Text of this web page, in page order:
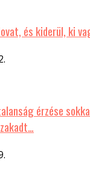
és kiderül, ki
érzése